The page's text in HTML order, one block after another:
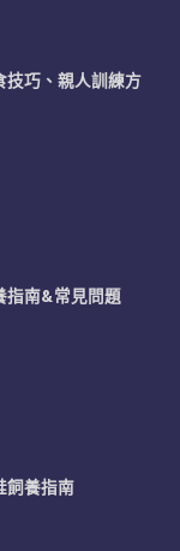
技巧、親人訓練方
指南&常見問題
飼養指南